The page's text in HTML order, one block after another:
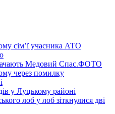
сім’ї учасника АТО
Медовий Спас.ФОТО
через помилку
у Луцькому районі
лоб у лоб зіткнулися дві